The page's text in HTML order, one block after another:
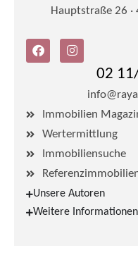
Hauptstraße 26
02
Immobilien
Wertermittlung
Immobiliensuche
Unsere Autoren
Weitere Informationen